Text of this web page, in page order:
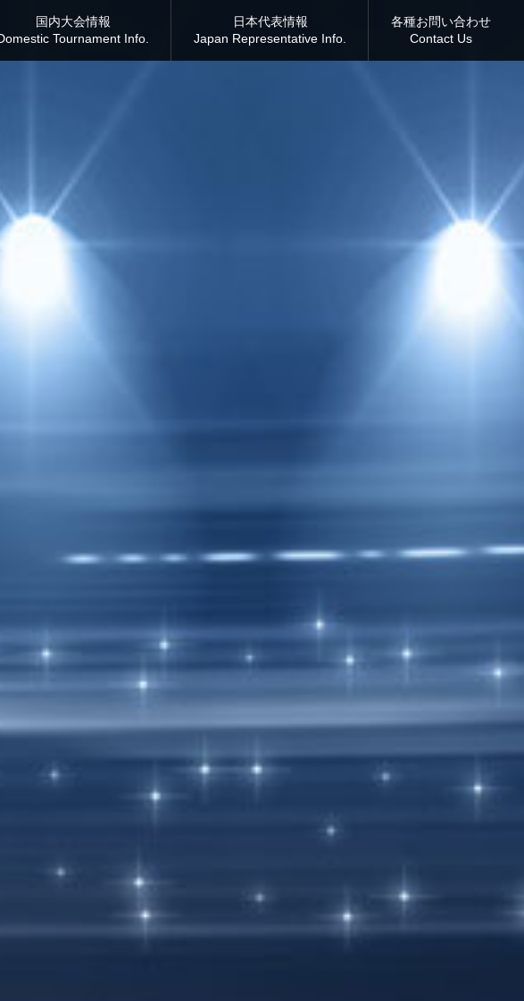
国内大会情報
Tournament Info.
日本代表情報
Japan Representative Info.
各種お問い合わせ
Contact Us